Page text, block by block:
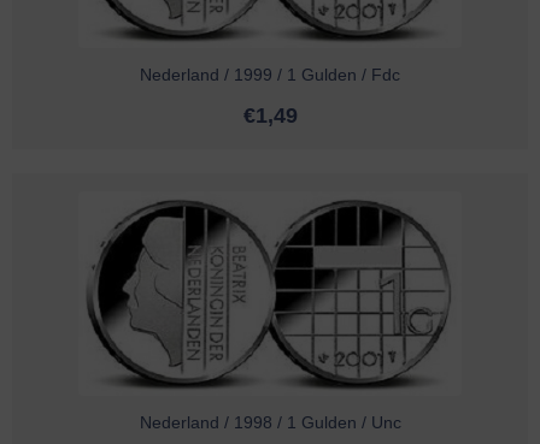
Nederland / 1999 / 1 Gulden / Fdc
€1,49
Nederland / 1998 / 1 Gulden / Unc